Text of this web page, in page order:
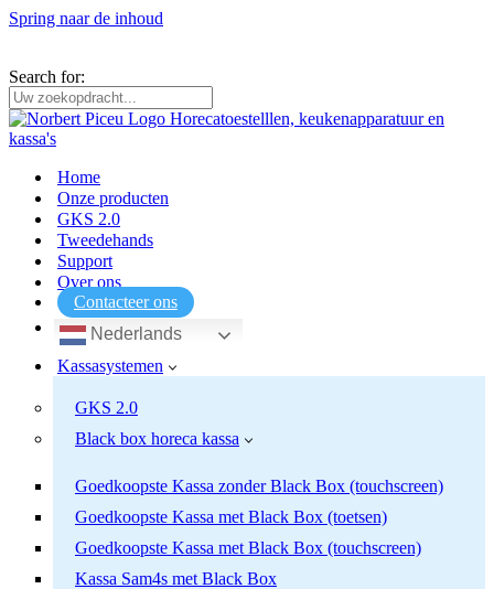
Spring naar de inhoud
Search for:
Home
Onze producten
GKS 2.0
Tweedehands
Support
Over ons
Contacteer ons
Nederlands
Kassasystemen
GKS 2.0
Black box horeca kassa
Goedkoopste Kassa zonder Black Box (touchscreen)
Goedkoopste Kassa met Black Box (toetsen)
Goedkoopste Kassa met Black Box (touchscreen)
Kassa Sam4s met Black Box